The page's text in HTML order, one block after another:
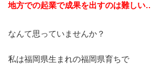
地方での起業で成果を出すのは難しい
なんて思っていませんか？
私は福岡県生まれの福岡県育ちで